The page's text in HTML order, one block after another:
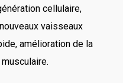
cellulaire,
vaisseaux
amélioration de la